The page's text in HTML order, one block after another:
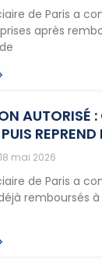
de Paris a
après
AUTORISÉ
18 mai 2026
de Paris a
remboursés